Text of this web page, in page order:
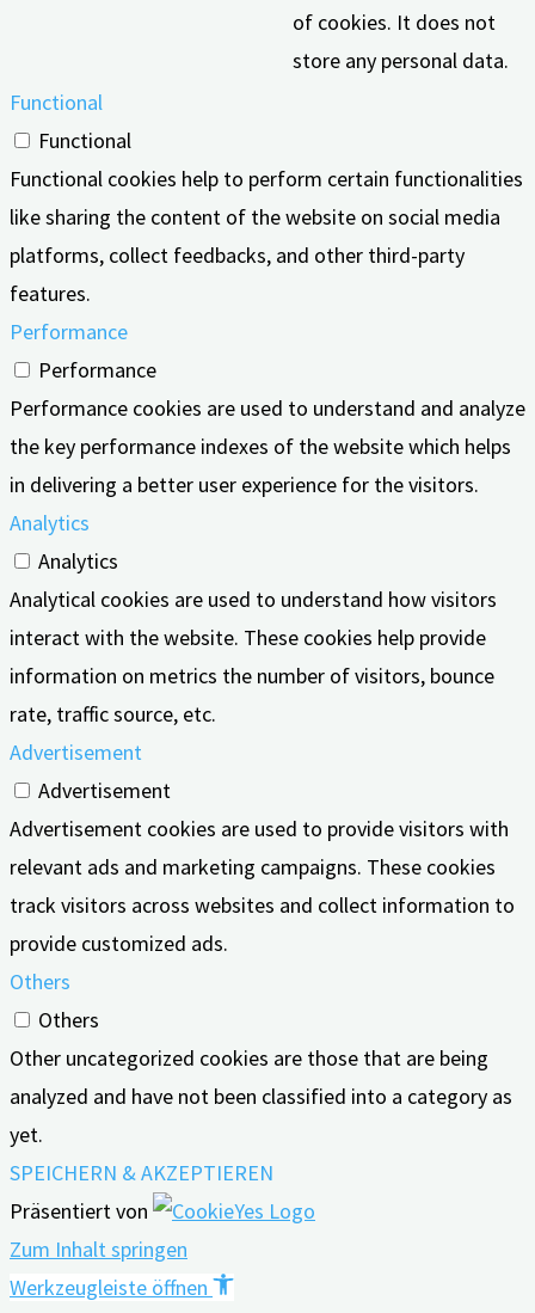
of cookies. It does not
store any personal data.
Functional
Functional
Functional cookies help to perform certain functionalities
like sharing the content of the website on social media
platforms, collect feedbacks, and other third-party
features.
Performance
Performance
Performance cookies are used to understand and analyze
the key performance indexes of the website which helps
in delivering a better user experience for the visitors.
Analytics
Analytics
Analytical cookies are used to understand how visitors
interact with the website. These cookies help provide
information on metrics the number of visitors, bounce
rate, traffic source, etc.
Advertisement
Advertisement
Advertisement cookies are used to provide visitors with
relevant ads and marketing campaigns. These cookies
track visitors across websites and collect information to
provide customized ads.
Others
Others
Other uncategorized cookies are those that are being
analyzed and have not been classified into a category as
yet.
SPEICHERN & AKZEPTIEREN
Präsentiert von
Zum Inhalt springen
Werkzeugleiste öffnen